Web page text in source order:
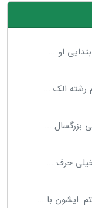
او ...
رشته الک ...
بزرگسال ...
خیلی حرف ...
.ایشون با ...